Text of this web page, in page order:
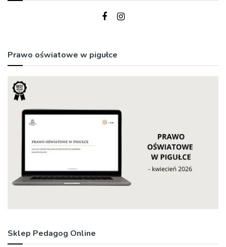
Prawo oświatowe w pigułce
Sklep Pedagog Online